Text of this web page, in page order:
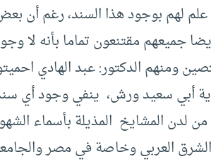
لهم بوجود هذا السند، رغم أن
جميعهم مقتنعون تماما بأنه لا
ومنهم الدكتور: عبد الهادي
أبي سعيد ورش، ينفي وجود أي سند
من لدن المشايخ المذيلة بأسماء
العربي وخاصة في مصر